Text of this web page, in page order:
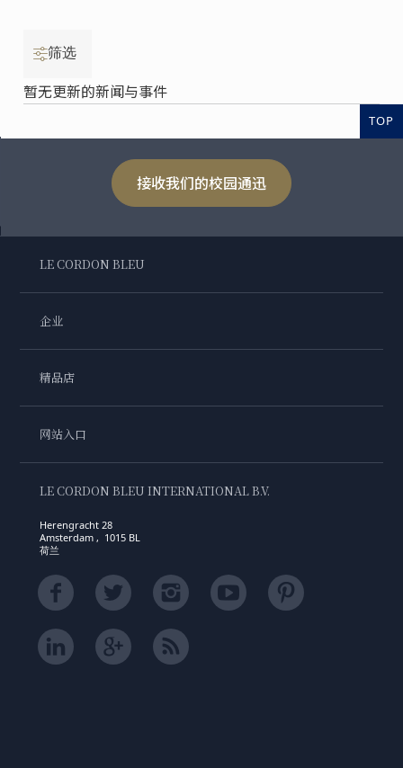
筛选
暂无更新的新闻与事件
TOP
接收我们的校园通迅
LE CORDON BLEU
企业
精品店
网站入口
LE CORDON BLEU INTERNATIONAL B.V.
Herengracht 28
Amsterdam , 1015 BL
荷兰